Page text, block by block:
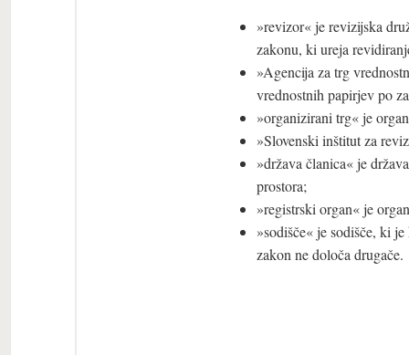
»revizor« je revizijska
zakonu, ki ureja
»Agencija za trg
vrednostnih papirjev po
»organizirani trg« je
»Slovenski inštitut za
»država članica« je
prostora;
»registrski organ« je
»sodišče« je sodišče, ki
zakon ne določa drugače.